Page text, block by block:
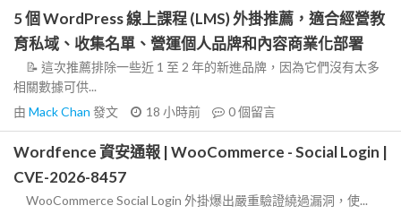
5 個 WordPress 線上課程 (LMS) 外掛推薦，適合經營教
育私域、收集名單、營運個人品牌和內容商業化部署
📝 這次推薦排除一些近 1 至 2 年的新進品牌，因為它們沒有太多
相關數據可供...
由 Mack Chan 發文 18 小時前 0個留言
Wordfence 資安通報 | WooCommerce - Social Login |
CVE-2026-8457
WooCommerce Social Login 外掛爆出嚴重驗證繞過漏洞，使...